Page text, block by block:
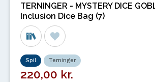
TERNINGER - MYSTERY DICE
Inclusion Dice Bag (7)
Spil Terninger
220,00 kr.